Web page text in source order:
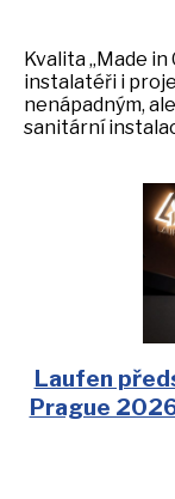
Kvalita „Made
instalatéři i
nenápadným,
sanitární
Laufen
Prague